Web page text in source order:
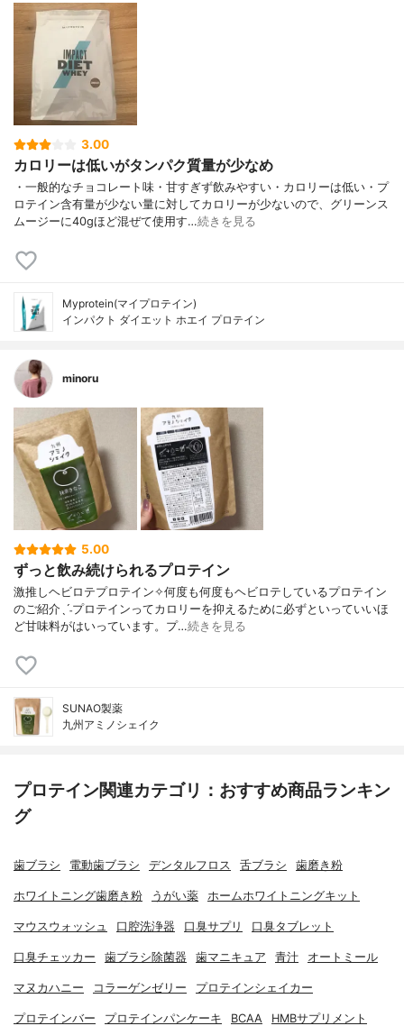
3.00
カロリーは低いがタンパク質量が少なめ
・一般的なチョコレート味・甘すぎず飲みやすい・カロリーは低い・プ
ロテイン含有量が少ない量に対してカロリーが少ないので、グリーンス
ムージーに40gほど混ぜて使用す…続きを見る
Myprotein(マイプロテイン)
インパクト ダイエット ホエイ プロテイン
minoru
5.00
ずっと飲み続けられるプロテイン
激推しヘビロテプロテイン✧何度も何度もヘビロテしているプロテイン
のご紹介ˎˊ˗プロテインってカロリーを抑えるために必ずといっていいほ
ど甘味料がはいっています。プ…続きを見る
SUNAO製薬
九州アミノシェイク
プロテイン関連カテゴリ：おすすめ商品ランキン
グ
歯ブラシ 電動歯ブラシ デンタルフロス 舌ブラシ 歯磨き粉
ホワイトニング歯磨き粉 うがい薬 ホームホワイトニングキット
マウスウォッシュ 口腔洗浄器 口臭サプリ 口臭タブレット
口臭チェッカー 歯ブラシ除菌器 歯マニキュア 青汁 オートミール
マヌカハニー コラーゲンゼリー プロテインシェイカー
プロテインバー プロテインパンケーキ BCAA HMBサプリメント